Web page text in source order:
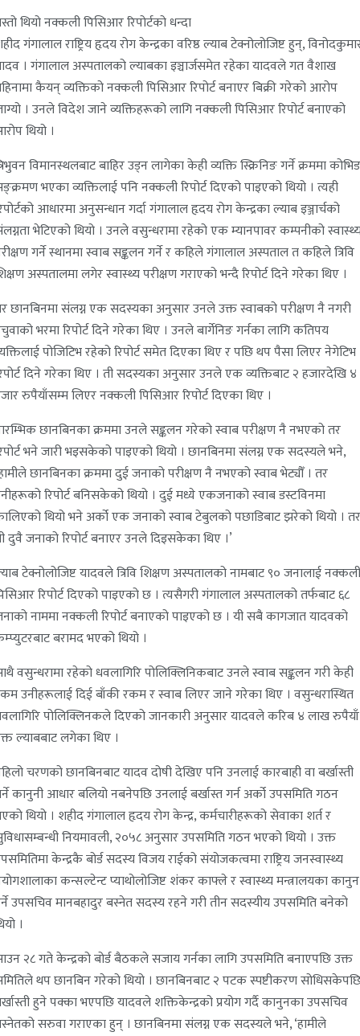
थियो नक्कली पिसिआर रिपोर्टको धन्दा
गंगालाल राष्ट्रिय हृदय रोग केन्द्रका वरिष्ठ ल्याब टेक्नोलोजिष्ट हुन्,
। गंगालाल अस्पतालको ल्याबका इञ्चार्जसमेत रहेका यादवले गत वैशाख
कैयन् व्यक्तिको नक्कली पिसिआर रिपोर्ट बनाएर बिक्री गरेको आरोप
। उनले विदेश जाने व्यक्तिहरूको लागि नक्कली पिसिआर रिपोर्ट बनाएको
थियो ।
विमानस्थलबाट बाहिर उड्न लागेका केही व्यक्ति स्क्रिनिङ गर्ने क्रममा कोभिड
भएका व्यक्तिलाई पनि नक्कली रिपोर्ट दिएको पाइएको थियो । त्यही
आधारमा अनुसन्धान गर्दा गंगालाल हृदय रोग केन्द्रका ल्याब इञ्जार्चको
भेटिएको थियो । उनले वसुन्धरामा रहेको एक म्यानपावर कम्पनीको
गर्ने स्थानमा स्वाब सङ्कलन गर्ने र कहिले गंगालाल अस्पताल त कहिले त्रिवि
अस्पतालमा लगेर स्वास्थ्य परीक्षण गराएको भन्दै रिपोर्ट दिने गरेका थिए ।
छानबिनमा संलग्न एक सदस्यका अनुसार उनले उक्त स्वाबको परीक्षण नै नगरी
भरमा रिपोर्ट दिने गरेका थिए । उनले बार्गेनिङ गर्नका लागि कतिपय
पोजिटिभ रहेको रिपोर्ट समेत दिएका थिए र पछि थप पैसा लिएर नेगेटिभ
दिने गरेका थिए । ती सदस्यका अनुसार उनले एक व्यक्तिबाट २ हजारदेखि ४
रुपैयाँसम्म लिएर नक्कली पिसिआर रिपोर्ट दिएका थिए ।
छानबिनका क्रममा उनले सङ्कलन गरेको स्वाब परीक्षण नै नभएको तर
भने जारी भइसकेको पाइएको थियो । छानबिनमा संलग्न एक सदस्यले भने,
छानबिनका क्रममा दुई जनाको परीक्षण नै नभएको स्वाब भेट्यौँ । तर
रिपोर्ट बनिसकेको थियो । दुई मध्ये एकजनाको स्वाब डस्टविनमा
थियो भने अर्को एक जनाको स्वाब टेबुलको पछाडिबाट झरेको थियो । तर
दुवै जनाको रिपोर्ट बनाएर उनले दिइसकेका थिए ।’
टेक्नोलोजिष्ट यादवले त्रिवि शिक्षण अस्पतालको नामबाट ९० जनालाई नक्कली
रिपोर्ट दिएको पाइएको छ । त्यसैगरी गंगालाल अस्पतालको तर्फबाट ६८
नाममा नक्कली रिपोर्ट बनाएको पाइएको छ । यी सबै कागजात यादवको
बरामद भएको थियो ।
वसुन्धरामा रहेको धवलागिरि पोलिक्लिनिकबाट उनले स्वाब सङ्कलन गरी केही
उनीहरूलाई दिई बाँकी रकम र स्वाब लिएर जाने गरेका थिए । वसुन्धरास्थित
पोलिक्लिनकले दिएको जानकारी अनुसार यादवले करिब ४ लाख रुपैयाँ
ल्याबबाट लगेका थिए ।
चरणको छानबिनबाट यादव दोषी देखिए पनि उनलाई कारबाही वा बर्खास्ती
कानुनी आधार बलियो नबनेपछि उनलाई बर्खास्त गर्न अर्को उपसमिति गठन
थियो । शहीद गंगालाल हृदय रोग केन्द्र, कर्मचारीहरूको सेवाका शर्त र
नियमावली, २०५८ अनुसार उपसमिति गठन भएको थियो । उक्त
केन्द्रकै बोर्ड सदस्य विजय राईको संयोजकत्वमा राष्ट्रिय जनस्वास्थ्य
कन्सल्टेन्ट प्याथोलोजिष्ट शंकर काफ्ले र स्वास्थ्य मन्त्रालयका कानुन
उपसचिव मानबहादुर बस्नेत सदस्य रहने गरी तीन सदस्यीय उपसमिति बनेको
।
२८ गते केन्द्रको बोर्ड बैठकले सजाय गर्नका लागि उपसमिति बनाएपछि उक्त
थप छानबिन गरेको थियो । छानबिनबाट २ पटक स्पष्टीकरण
हुने पक्का भएपछि यादवले शक्तिकेन्द्रको प्रयोग गर्दै कानुनका उपसचिव
सरुवा गराएका हुन् । छानबिनमा संलग्न एक सदस्यले भने, ‘हामीले